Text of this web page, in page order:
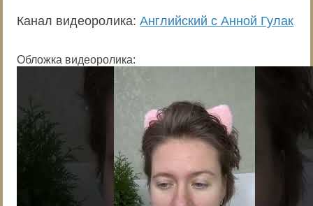
Канал видеоролика:Английский с Анной Гулак
Обложка видеоролика: